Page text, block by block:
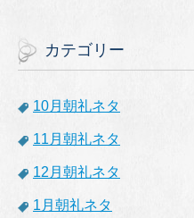
カテゴリー
10月朝礼ネタ
11月朝礼ネタ
12月朝礼ネタ
1月朝礼ネタ